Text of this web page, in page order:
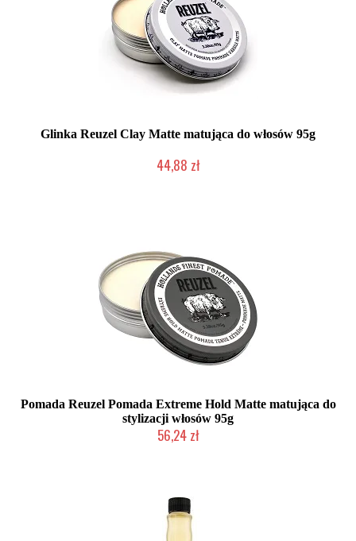
Glinka Reuzel Clay Matte matująca do włosów 95g
44,88 zł
Pomada Reuzel Pomada Extreme Hold Matte matująca do
stylizacji włosów 95g
56,24 zł